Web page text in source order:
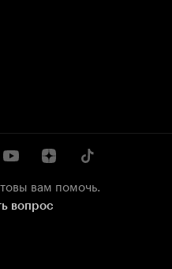
вам помочь.
вопрос